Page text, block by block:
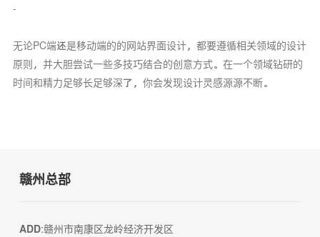
-
无论PC端还是移动端的的网站界面设计，都要遵循相关领域的设计
原则，并大胆尝试一些多技巧结合的创意方式。在一个领域钻研的
时间和精力足够长足够深了，你会发现设计灵感源源不断。
赣州总部
ADD:赣州市南康区龙岭经济开发区